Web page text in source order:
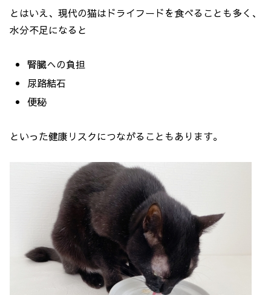
とはいえ、現代の猫はドライフードを食べることも多く、
水分不足になると
腎臓への負担
尿路結石
便秘
といった健康リスクにつながることもあります。